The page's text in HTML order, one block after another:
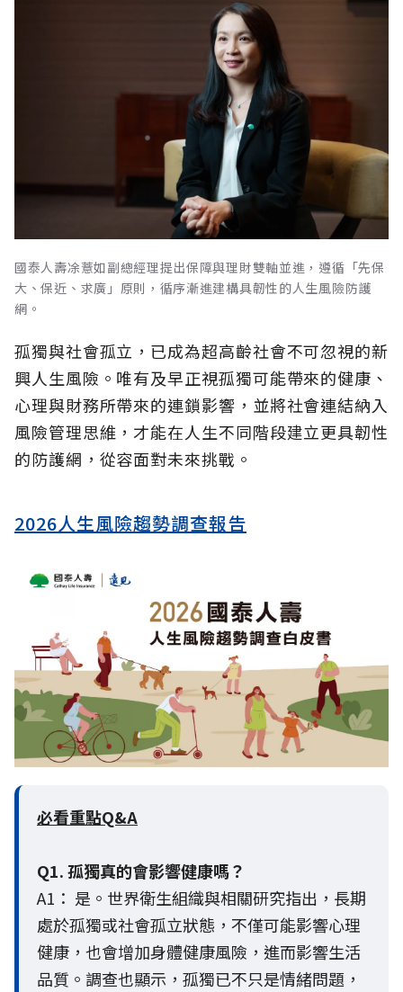
國泰人壽凃薏如副總經理提出保障與理財雙軸並進，遵循「先保
大、保近、求廣」原則，循序漸進建構具韌性的人生風險防護
網。
孤獨與社會孤立，已成為超高齡社會不可忽視的新
興人生風險。唯有及早正視孤獨可能帶來的健康、
心理與財務所帶來的連鎖影響，並將社會連結納入
風險管理思維，才能在人生不同階段建立更具韌性
的防護網，從容面對未來挑戰。
2026人生風險趨勢調查報告
必看重點Q&A
Q1. 孤獨真的會影響健康嗎？
A1： 是。世界衛生組織與相關研究指出，長期
處於孤獨或社會孤立狀態，不僅可能影響心理
健康，也會增加身體健康風險，進而影響生活
品質。調查也顯示，孤獨已不只是情緒問題，